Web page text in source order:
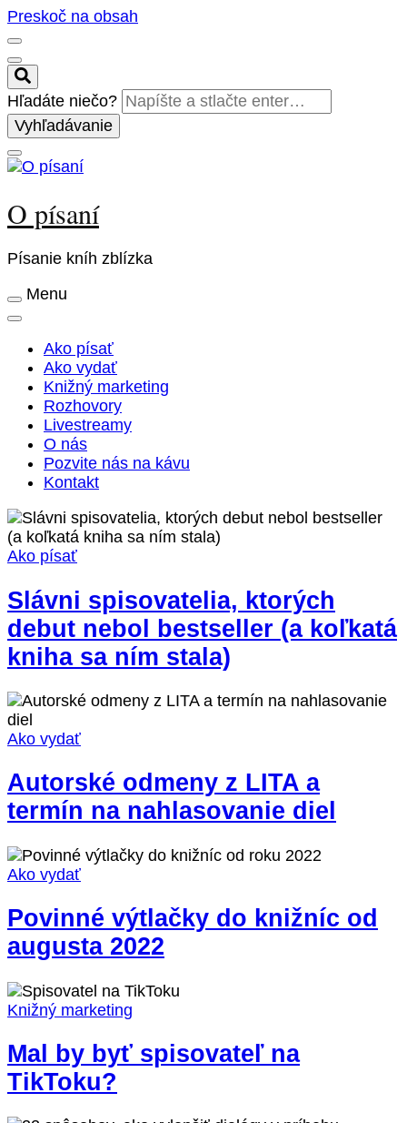
Preskoč na obsah
Hľadáte niečo?
O písaní
Písanie kníh zblízka
Menu
Ako písať
Ako vydať
Knižný marketing
Rozhovory
Livestreamy
O nás
Pozvite nás na kávu
Kontakt
Ako písať
Slávni spisovatelia, ktorých
debut nebol bestseller (a koľkatá
kniha sa ním stala)
Ako vydať
Autorské odmeny z LITA a
termín na nahlasovanie diel
Ako vydať
Povinné výtlačky do knižníc od
augusta 2022
Knižný marketing
Mal by byť spisovateľ na
TikToku?